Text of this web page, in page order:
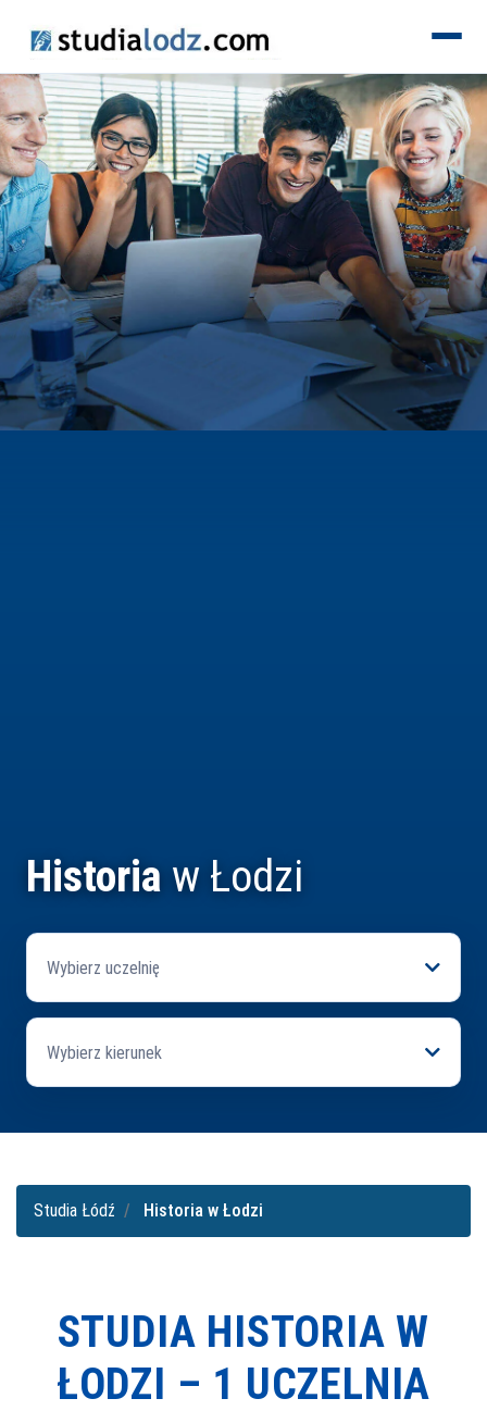
KIERUNKI
Historia w Łodzi
Wybierz uczelnię
Wybierz kierunek
Studia Łódź Historia w Łodzi
STUDIA HISTORIA W
ŁODZI – 1 UCZELNIA